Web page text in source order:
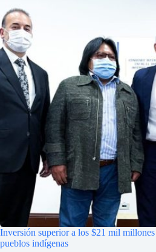
Inversión superior a los $21 mil millones
pueblos indígenas